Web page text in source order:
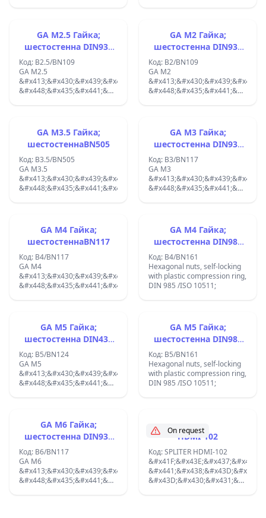
GA M2.5 Гайка;
шестостенна DIN934
BN109
Код: B2.5/BN109
GA M2.5
&#x413;&#x430;&#x439;&#x43A;&#x430;;
GA M2 Гайка;
шестостенна DIN934
BN109
Код: B2/BN109
GA M2
GA M3.5 Гайка;
шестостеннаBN505
Код: B3.5/BN505
GA M3.5
&#x413;&#x430;&#x439;&#x43A;&#x430;;
GA M3 Гайка;
шестостенна DIN934
BN117
Код: B3/BN117
GA M3
GA M4 Гайка;
шестостеннаBN117
Код: B4/BN117
GA M4
&#x413;&#x430;&#x439;&#x43A;&#x430;;
GA M4 Гайка;
шестостенна DIN985
BN161
Код: B4/BN161
Hexagonal nuts, self-locking
with plastic compression ring,
DIN 985 /ISO 10511;
GA M5 Гайка;
шестостенна DIN439
BN124
Код: B5/BN124
GA M5
&#x413;&#x430;&#x439;&#x43A;&#x430;;
GA M5 Гайка;
шестостенна DIN985
BN161
Код: B5/BN161
Hexagonal nuts, self-locking
with plastic compression ring,
DIN 985 /ISO 10511;
GA M6 Гайка;
шестостенна DIN934
BN117
Код: B6/BN117
GA M6
&#x413;&#x430;&#x439;&#x43A;&#x430;;
On request
HDMI-102
Код: SPLITER HDMI-102